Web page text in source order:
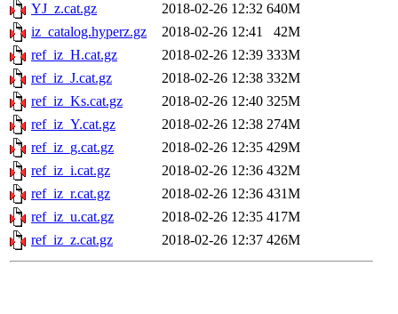
YJ_z.cat.gz
2018-02-26 12:32 640M
iz_catalog.hyperz.gz
2018-02-26 12:41
42M
ref_iz_H.cat.gz
2018-02-26 12:39 333M
ref_iz_J.cat.gz
2018-02-26 12:38 332M
ref_iz_Ks.cat.gz
2018-02-26 12:40 325M
ref_iz_Y.cat.gz
2018-02-26 12:38 274M
ref_iz_g.cat.gz
2018-02-26 12:35 429M
ref_iz_i.cat.gz
2018-02-26 12:36 432M
ref_iz_r.cat.gz
2018-02-26 12:36 431M
ref_iz_u.cat.gz
2018-02-26 12:35 417M
ref_iz_z.cat.gz
2018-02-26 12:37 426M